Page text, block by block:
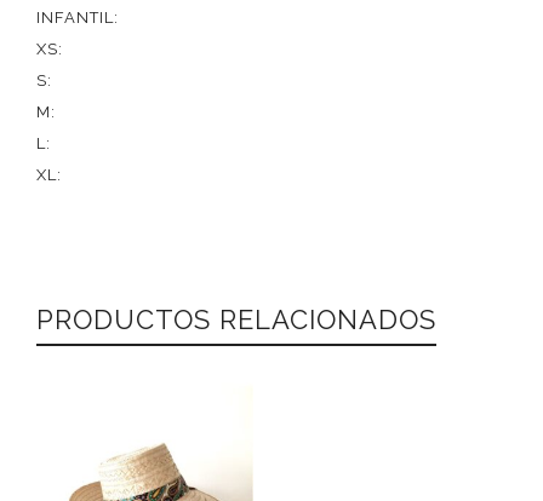
INFANTIL:
XS:
S:
M:
L:
XL:
PRODUCTOS RELACIONADOS